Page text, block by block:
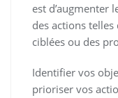
est d’augmenter
des actions
ciblées ou des
Identifier vos
prioriser vos